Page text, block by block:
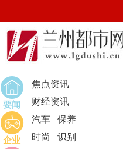
要闻
焦点资讯
财经资讯
企业
汽车
保养
时尚
识别